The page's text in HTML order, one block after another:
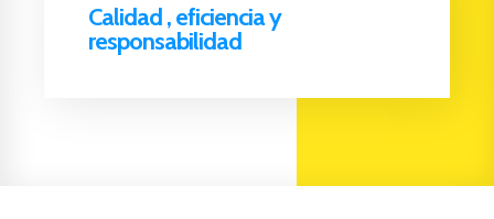
Calidad , eficiencia y
responsabilidad